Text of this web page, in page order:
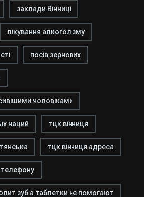
заклади Вінниці
лікування алкоголізму
посів зернових
чоловіками
наций тцк вінниця
тцк вінниця адреса
телефону
зуб а таблетки не помогают